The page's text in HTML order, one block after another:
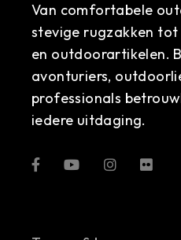
Van comfortabele
stevige rugzakken
en outdoorartikelen.
avonturiers,
professionals
iedere uitdaging.